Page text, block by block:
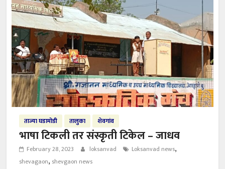
ताज्या घडामोडी तालुका शेवगांव
भाषा टिकली तर संस्कृती टिकेल – जाधव
February 28, 2023 loksanvad Loksanvad news,
shevagaon, shevgaon news